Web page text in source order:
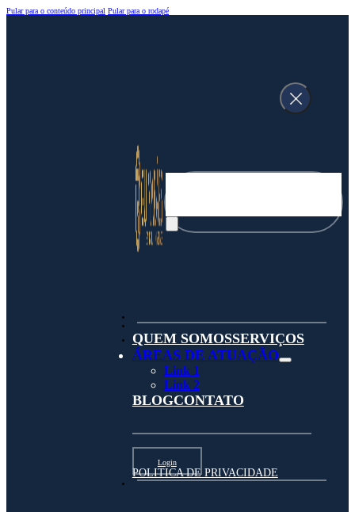
Pular para o conteúdo principal Pular para o rodapé
QUEM SOMOSSERVIÇOS
ÁREAS DE ATUAÇÃO
Link 1
Link 2
BLOGCONTATO
Login
POLITICA DE PRIVACIDADE